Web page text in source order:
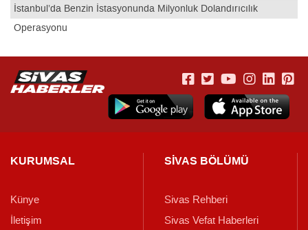
İstanbul’da Benzin İstasyonunda Milyonluk Dolandırıcılık
Operasyonu
KURUMSAL
Künye
İletişim
SİVAS BÖLÜMÜ
Sivas Rehberi
Sivas Vefat Haberleri